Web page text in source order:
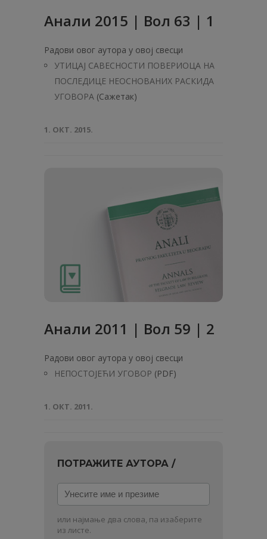
Анали 2015 | Вол 63 | 1
Радови овог аутора у овој свесци
УТИЦАЈ САВЕСНОСТИ ПОВЕРИОЦА НА
ПОСЛЕДИЦЕ НЕОСНОВАНИХ РАСКИДА
УГОВОРА (Сажетак)
1. ОКТ. 2015.
Анали 2011 | Вол 59 | 2
Радови овог аутора у овој свесци
НЕПОСТОЈЕЋИ УГОВОР (PDF)
1. ОКТ. 2011.
ПОТРАЖИТЕ АУТОРА /
Унесите
име
и
презиме
или најмање два слова, па изаберите
из листе.